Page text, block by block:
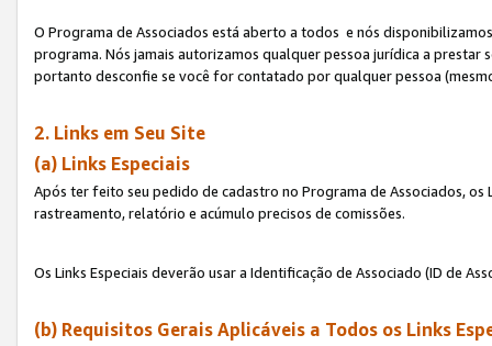
O Programa de Associados está aberto a todos e nós
programa. Nós jamais autorizamos qualquer pessoa jurídica a
portanto desconfie se você for contatado por qualquer pessoa
2. Links em Seu Site
(a) Links Especiais
Após ter feito seu pedido de cadastro no Programa de Associados, os
rastreamento, relatório e acúmulo precisos de comissões.
Os Links Especiais deverão usar a Identificação de Associado (ID de
(b) Requisitos Gerais Aplicáveis a Todos os Links